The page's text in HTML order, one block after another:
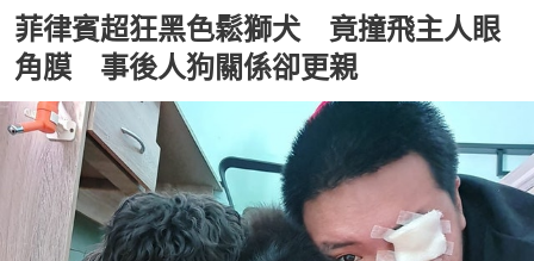
菲律賓超狂黑色鬆獅犬 竟撞飛主人眼
角膜 事後人狗關係卻更親